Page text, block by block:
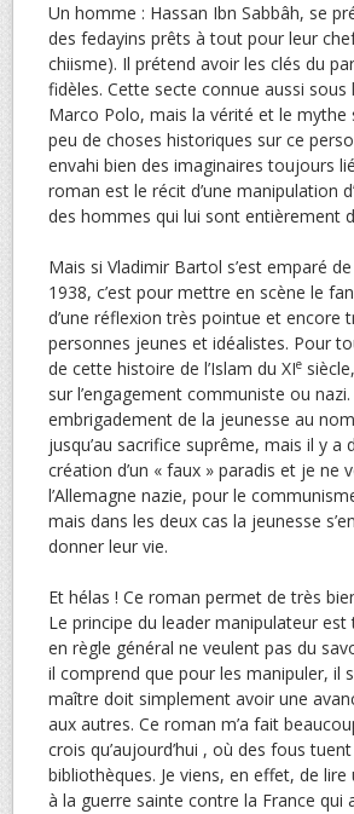
Un homme : Hassan Ibn Sabbâh, se
des fedayins prêts à tout pour leur
chiisme). Il prétend avoir les clés du
fidèles. Cette secte connue aussi
Marco Polo, mais la vérité et le
peu de choses historiques sur ce
envahi bien des imaginaires toujours
roman est le récit d’une manipulation
des hommes qui lui sont entièrement
Mais si Vladimir Bartol s’est emparé
1938, c’est pour mettre en scène le
d’une réflexion très pointue et
personnes jeunes et idéalistes. Pour
de cette histoire de l’Islam du XIe
sur l’engagement communiste ou
embrigadement de la jeunesse au
jusqu’au sacrifice suprême, mais il y
création d’un « faux » paradis et je
l’Allemagne nazie, pour le
mais dans les deux cas la jeunesse
donner leur vie.
Et hélas ! Ce roman permet de très
Le principe du leader manipulateur
en règle général ne veulent pas du
il comprend que pour les manipuler, il
maître doit simplement avoir une
aux autres. Ce roman m’a fait
crois qu’aujourd’hui , où des fous
bibliothèques. Je viens, en effet, de
à la guerre sainte contre la France qui